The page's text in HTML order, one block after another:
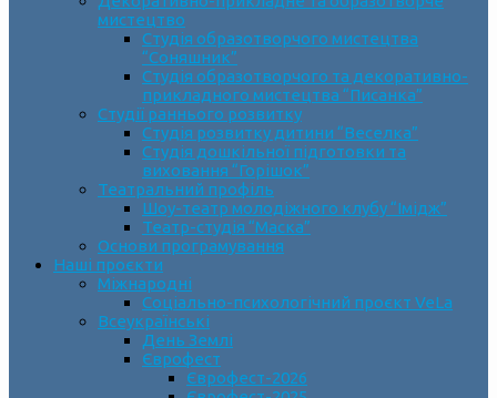
мистецтво
Cтудія образотворчого мистецтва
“Соняшник”
Студія образотворчого та декоративно-
прикладного мистецтва “Писанка”
Студії раннього розвитку
Студія розвитку дитини “Веселка”
Студія дошкільної підготовки та
виховання “Горішок”
Театральний профіль
Шоу-театр молодіжного клубу “Імідж”
Театр-студія “Маска”
Основи програмування
Наші проєкти
Міжнародні
Соціально-психологічний проєкт VeLa
Всеукраїнські
День Землі
Єврофест
Єврофест-2026